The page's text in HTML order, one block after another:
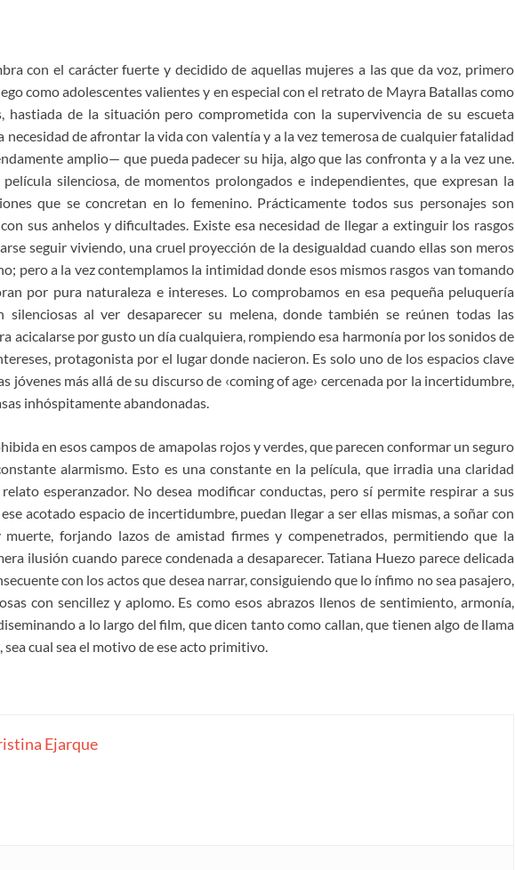
con el carácter fuerte y decidido de aquellas mujeres a las que da voz, primero
como adolescentes valientes y en especial con el retrato de Mayra Batallas como
hastiada de la situación pero comprometida con la supervivencia de su escueta
necesidad de afrontar la vida con valentía y a la vez temerosa de cualquier fatalidad
amplio— que pueda padecer su hija, algo que las confronta y a la vez une.
película silenciosa, de momentos prolongados e independientes, que expresan la
que se concretan en lo femenino. Prácticamente todos sus personajes son
sus anhelos y dificultades. Existe esa necesidad de llegar a extinguir los rasgos
seguir viviendo, una cruel proyección de la desigualdad cuando ellas son meros
pero a la vez contemplamos la intimidad donde esos mismos rasgos van tomando
por pura naturaleza e intereses. Lo comprobamos en esa pequeña peluquería
silenciosas al ver desaparecer su melena, donde también se reúnen todas las
acicalarse por gusto un día cualquiera, rompiendo esa harmonía por los sonidos de
protagonista por el lugar donde nacieron. Es solo uno de los espacios clave
jóvenes más allá de su discurso de ‹coming of age› cercenada por la incertidumbre,
inhóspitamente abandonadas.
en esos campos de amapolas rojos y verdes, que parecen conformar un seguro
alarmismo. Esto es una constante en la película, que irradia una claridad
esperanzador. No desea modificar conductas, pero sí permite respirar a sus
acotado espacio de incertidumbre, puedan llegar a ser ellas mismas, a soñar con
forjando lazos de amistad firmes y compenetrados, permitiendo que la
ilusión cuando parece condenada a desaparecer. Tatiana Huezo parece delicada
con los actos que desea narrar, consiguiendo que lo ínfimo no sea pasajero,
con sencillez y aplomo. Es como esos abrazos llenos de sentimiento, armonía,
a lo largo del film, que dicen tanto como callan, que tienen algo de llama
cual sea el motivo de ese acto primitivo.
Ejarque